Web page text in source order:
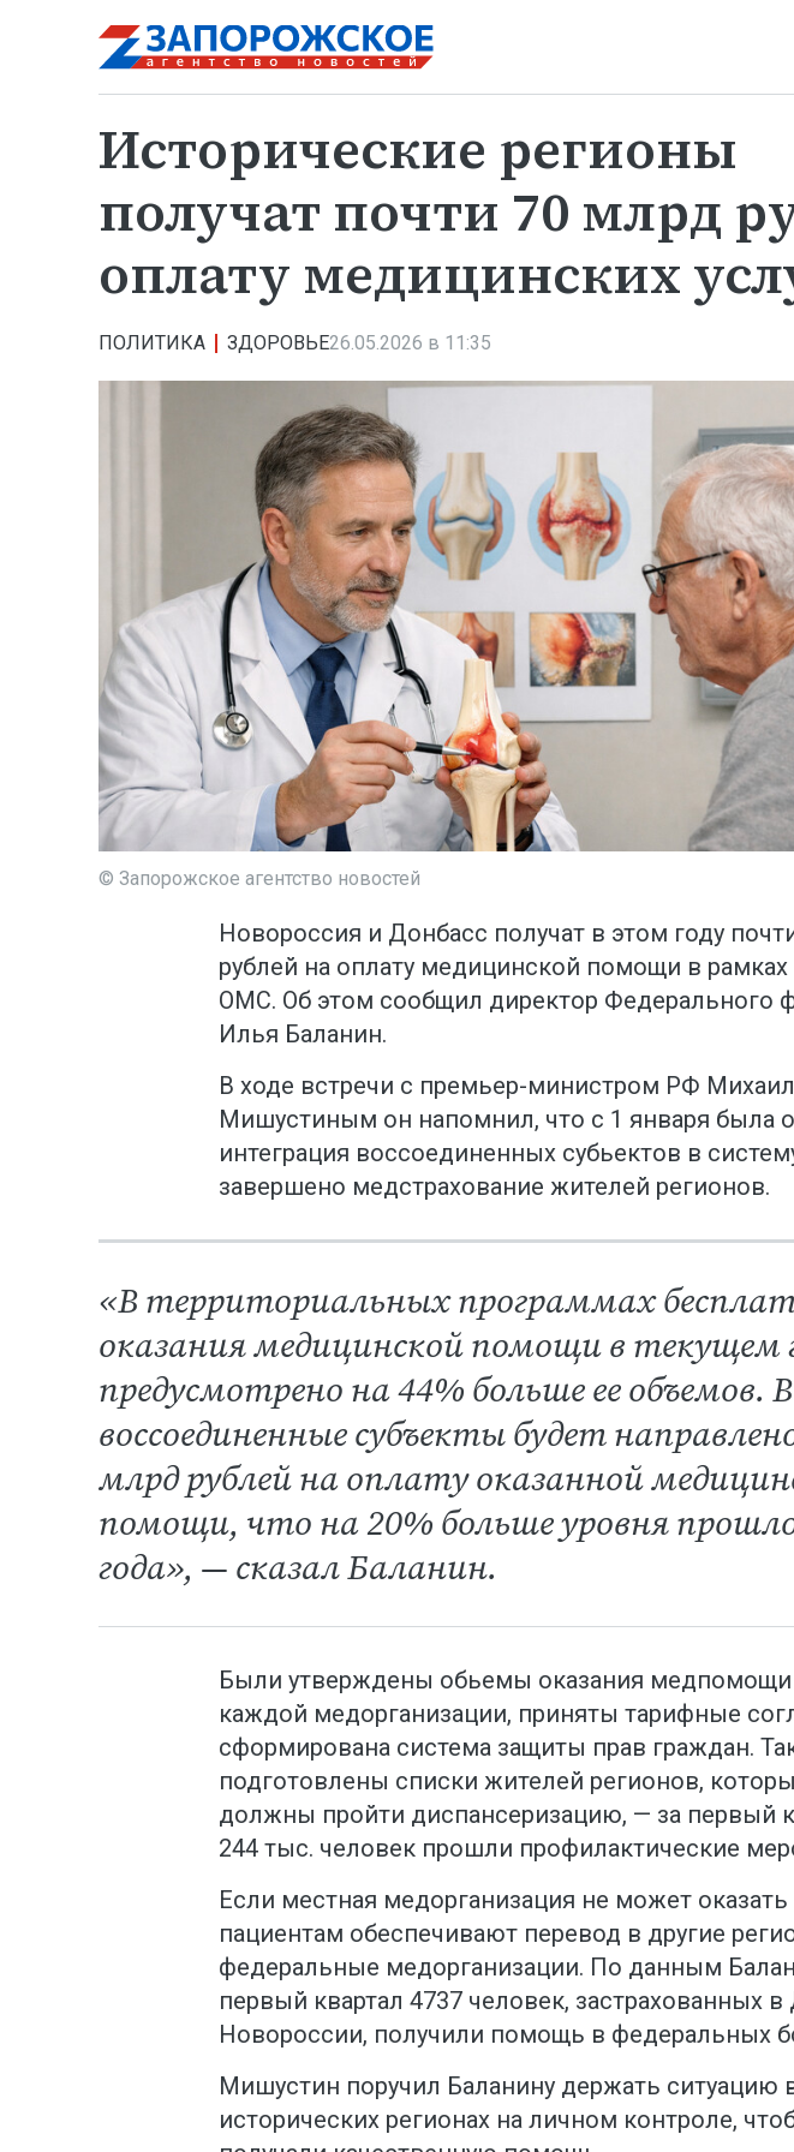
Исторические регионы
получат почти 70 млрд
оплату медицинских
ПОЛИТИКА ЗДОРОВЬЕ26.05.2026 в 11:35
© Запорожское агентство новостей
Новороссия и Донбасс получат в этом году
рублей на оплату медицинской помощи в
ОМС. Об этом сообщил директор Федерального
Илья Баланин.
В ходе встречи с премьер-министром РФ
Мишустиным он напомнил, что с 1 января была
интеграция воссоединенных субьектов в
завершено медстрахование жителей регионов.
«В территориальных программах
оказания медицинской помощи в текущем
предусмотрено на 44% больше ее объемов. В
воссоединенные субъекты будет
млрд рублей на оплату оказанной
помощи, что на 20% больше уровня
года», — сказал Баланин.
Были утверждены обьемы оказания медпомощи
каждой медорганизации, приняты тарифные
сформирована система защиты прав граждан.
подготовлены списки жителей регионов,
должны пройти диспансеризацию, — за первый
244 тыс. человек прошли профилактические
Если местная медорганизация не может
пациентам обеспечивают перевод в другие
федеральные медорганизации. По данным
первый квартал 4737 человек, застрахованных
Новороссии, получили помощь в федеральных
Мишустин поручил Баланину держать ситуацию
исторических регионах на личном контроле,